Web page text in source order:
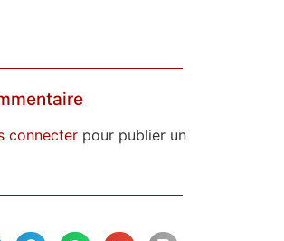
connecter pour publier un